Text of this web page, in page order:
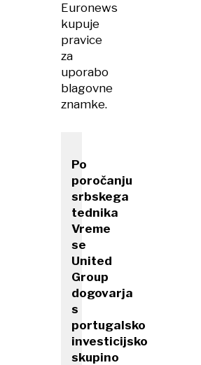
Euronews
kupuje
pravice
za
uporabo
blagovne
znamke.
Po
poročanju
srbskega
tednika
Vreme
se
United
Group
dogovarja
s
portugalsko
investicijsko
skupino